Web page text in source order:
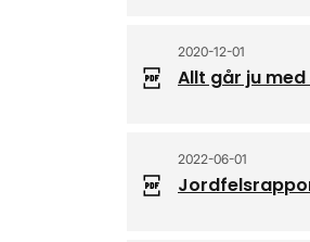
2020-12-01
Allt går ju
2022-06-01